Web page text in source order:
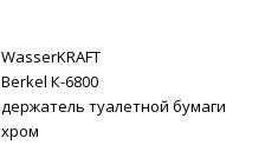
WasserKRAFT
Berkel К-6800
держатель туалетной бумаги
хром